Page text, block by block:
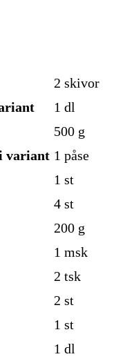
2skivor
1dl
500 g
variant 1påse
1st
4st
200 g
1msk
2tsk
2st
1st
1dl